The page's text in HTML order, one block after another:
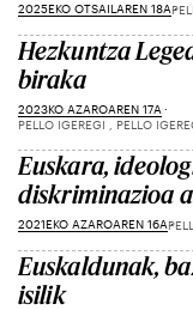
2025EKO OTSAILAREN 18A
Hezkuntza
biraka
2023KO AZAROAREN 17A
PELLO IGEREGI , PELLO
Euskara,
diskriminazioa
2021EKO AZAROAREN 16A
Euskaldunak,
isilik